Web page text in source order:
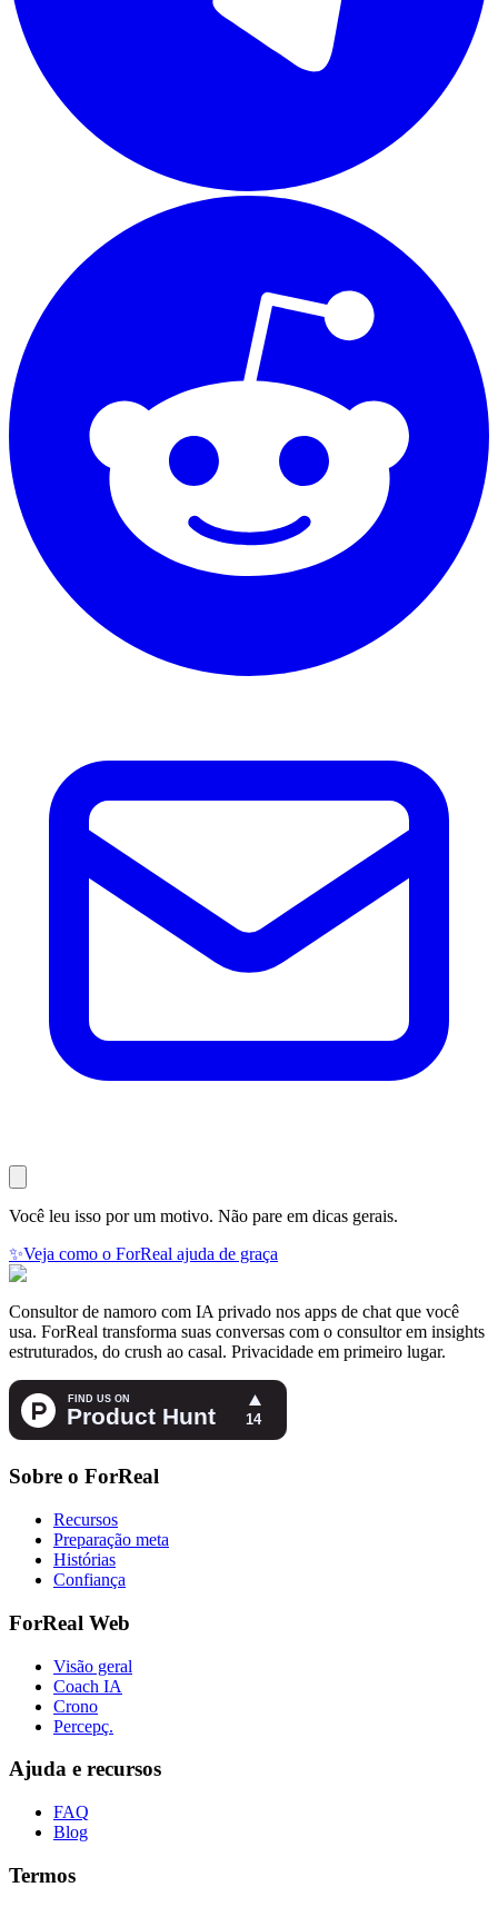
Você leu isso por um motivo. Não pare em dicas gerais.
✨Veja como o ForReal ajuda de graça
Consultor de namoro com IA privado nos apps de chat que você
usa. ForReal transforma suas conversas com o consultor em insights
estruturados, do crush ao casal. Privacidade em primeiro lugar.
Sobre o ForReal
Recursos
Preparação meta
Histórias
Confiança
ForReal Web
Visão geral
Coach IA
Crono
Percepç.
Ajuda e recursos
FAQ
Blog
Termos